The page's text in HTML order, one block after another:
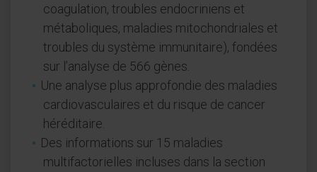
coagulation, troubles endocriniens et
métaboliques, maladies mitochondriales et
troubles du système immunitaire), fondées
sur l’analyse de 566 gènes.
Une analyse plus approfondie des maladies
cardiovasculaires et du risque de cancer
héréditaire.
Des informations sur 15 maladies
multifactorielles incluses dans la section